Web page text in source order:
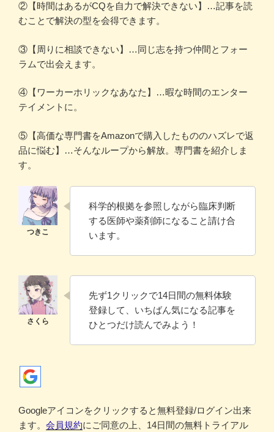
②【時間はあるがCQを自力で解決できない】…記事を読
むことで解決の型を会得できます。
③【周りに相談できない】…同じ志を持つ仲間とフォー
ラムで出会えます。
④【ワーカーホリックなあなた】…暇な時間のエンター
テイメントに。
⑤【高価な専門書をAmazonで購入したもののハズレで返
品に悩む】…そんなループから解放。専門書を紹介しま
す。
科学的根拠を参照しながら臨床判断
する医師や薬剤師になること請け合
います。
先ず1クリックで14日間の無料体験
登録して、いちばん気になる記事を
ひとつだけ読んでみよう！
Googleアイコンをクリックすると無料登録/ログイン出来
ます。 会員規約にご同意の上、14日間の無料トライアル